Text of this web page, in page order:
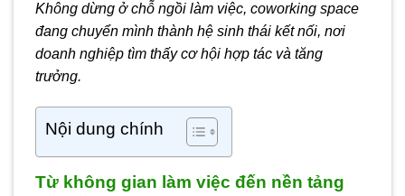
Không dừng ở chỗ ngồi làm việc, coworking space
đang chuyển mình thành hệ sinh thái kết nối, nơi
doanh nghiệp tìm thấy cơ hội hợp tác và tăng
trưởng.
Nội dung chính
Từ không gian làm việc đến nền tảng